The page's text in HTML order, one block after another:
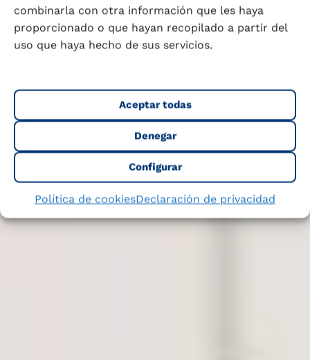
combinarla con otra información que les haya
proporcionado o que hayan recopilado a partir del
uso que haya hecho de sus servicios.
Aceptar todas
Denegar
Configurar
Política de cookiesDeclaración de privacidad